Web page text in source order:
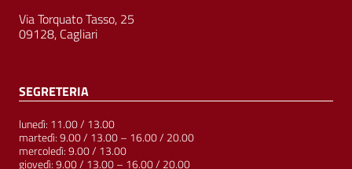
Via Torquato Tasso, 25
09128, Cagliari
SEGRETERIA
lunedì: 11.00 / 13.00
martedì: 9.00 / 13.00 – 16.00 / 20.00
mercoledì: 9.00 / 13.00
giovedì: 9.00 / 13.00 – 16.00 / 20.00